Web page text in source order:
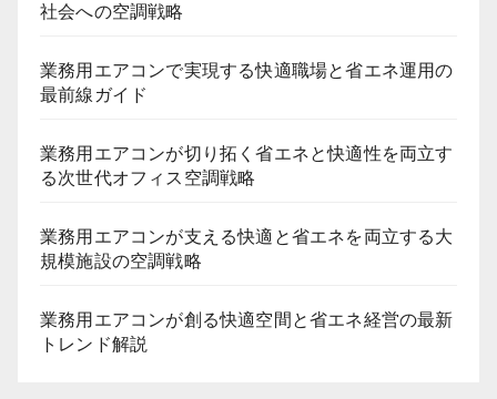
社会への空調戦略
業務用エアコンで実現する快適職場と省エネ運用の
最前線ガイド
業務用エアコンが切り拓く省エネと快適性を両立す
る次世代オフィス空調戦略
業務用エアコンが支える快適と省エネを両立する大
規模施設の空調戦略
業務用エアコンが創る快適空間と省エネ経営の最新
トレンド解説